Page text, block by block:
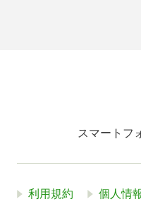
スマートフ
利用規約 個人情